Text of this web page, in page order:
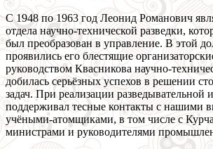
С 1948 по 1963 год Леонид Романович
отдела научно-технической разведки,
был преобразован в управление. В этой
проявились его блестящие
руководством Квасникова научно-
добилась серьёзных успехов в решении
задач. При реализации разведывательной
поддерживал тесные контакты с нашими
учёными-атомщиками, в том числе с
министрами и руководителями